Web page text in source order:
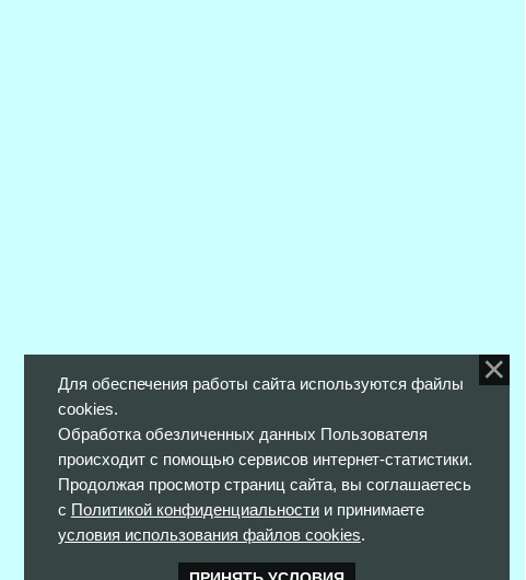
Для обеспечения работы сайта используются файлы
cookies.
Обработка обезличенных данных Пользователя
происходит с помощью сервисов интернет-статистики.
Продолжая просмотр страниц сайта, вы соглашаетесь
с Политикой конфиденциальностии принимаете
условия использования файлов cookies.